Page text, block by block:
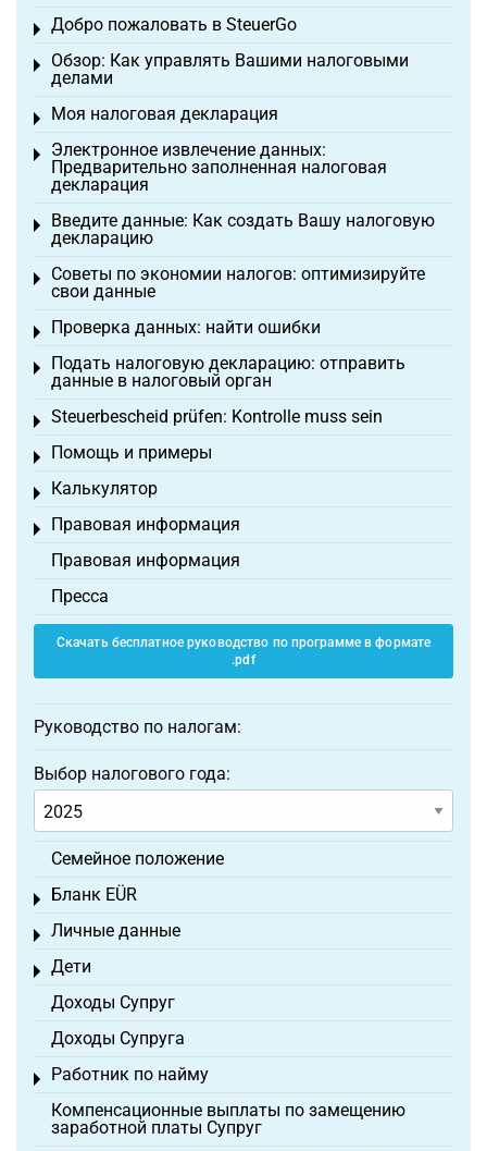
Добро пожаловать в SteuerGo
Toggle menu
Обзор: Как управлять Вашими налоговыми
делами
Toggle menu
Моя налоговая декларация
Toggle menu
Электронное извлечение данных:
Предварительно заполненная налоговая
декларация
Toggle menu
Введите данные: Как создать Вашу налоговую
декларацию
Toggle menu
Советы по экономии налогов: оптимизируйте
свои данные
Toggle menu
Проверка данных: найти ошибки
Toggle menu
Подать налоговую декларацию: отправить
данные в налоговый орган
Toggle menu
Steuerbescheid prüfen: Kontrolle muss sein
Toggle menu
Помощь и примеры
Toggle menu
Калькулятор
Toggle menu
Правовая информация
Toggle menu
Правовая информация
Пресса
Скачать бесплатное руководство по программе в формате
.pdf
Руководство по налогам:
Выбор налогового года:
Семейное положение
Бланк EÜR
Toggle menu
Личные данные
Toggle menu
Дети
Toggle menu
Доходы Супруг
Доходы Супруга
Работник по найму
Toggle menu
Компенсационные выплаты по замещению
заработной платы Супруг